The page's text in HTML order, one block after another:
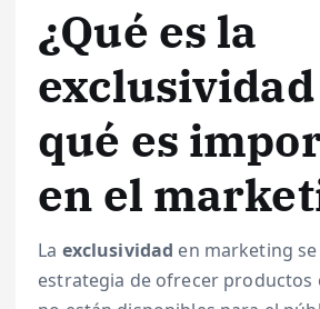
¿Qué es la
qué es
en el
La exclusividad en marketing
estrategia de ofrecer productos